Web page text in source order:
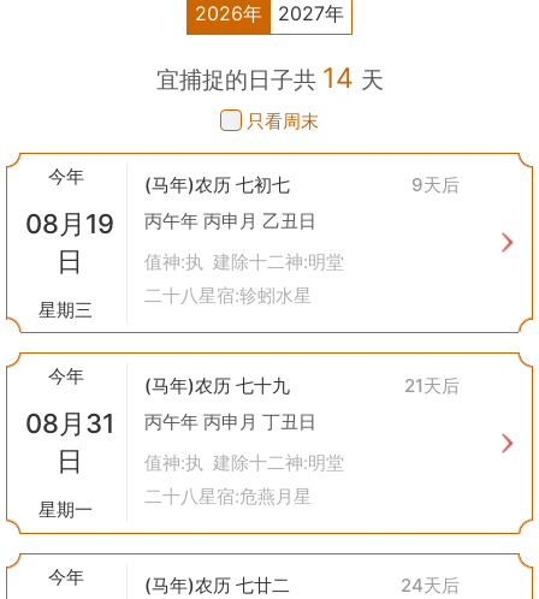
根据不同的目的，“捕捉”可以分为多种类型：
：指捕鱼或其他水生动物的行为，常见于沿海地区或内陆
：有时也被称为“捕捉虫害”，指的是捕捉农作物上的害
虫，以保护作物免受侵害。
为什么要在黄历中强调捕捉？
：古人认为人应该顺应自然规律生活，因此在黄历中通过
标注“捕捉”的适宜与否来指导人们的生活方式。
提高效率
：选择正确的时机进行捕捉可以大大提高成功率，减少不
尊重生命：通过选择合适的时间进行捕捉，古人试图减少对动物造
成的不必要痛苦，并保持生态平衡。
现代视角下的“捕捉”
虽然现代社会已经发生了巨大变化，但“捕捉”这一概念仍然在一些
文化习俗中保留下来。例如，在一些地方仍然保留着根据黄历来决
定何时进行钓鱼、捕鸟等活动的传统。不过，在今天，“捕捉”的含
义更多地被引申为抓住机会、把握时机的意义上，而不仅仅是字面
意义上的抓捕行为。
总之，“捕捉”在黄历中是一种基于对自然规律认识的指导性建议，
它反映了古人对自然界的敬畏之心以及对生活智慧的积累。在现代
社会，虽然直接应用的机会减少，但它所蕴含的理念仍然值得我们
2026年 2027年
宜捕捉的日子共 14 天
只看周末
今年
08月19
日
星期三
(马年)农历 七初七
9天后
丙午年 丙申月 乙丑日
值神:执 建除十二神:明堂
二十八星宿:轸蚓水星
今年
08月31
日
星期一
(马年)农历 七十九
21天后
丙午年 丙申月 丁丑日
值神:执 建除十二神:明堂
二十八星宿:危燕月星
今年 (马年)农历 七廿二
24天后